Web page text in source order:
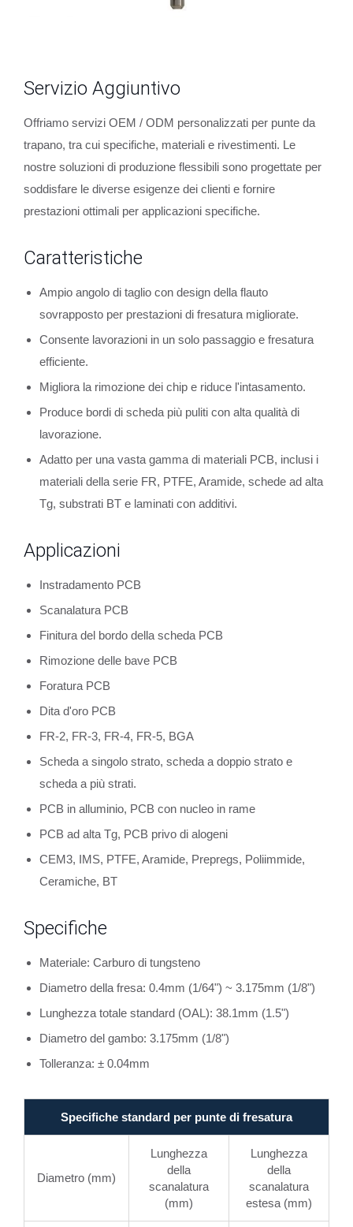
Servizio Aggiuntivo
Offriamo servizi OEM / ODM personalizzati per punte da
trapano, tra cui specifiche, materiali e rivestimenti. Le
nostre soluzioni di produzione flessibili sono progettate per
soddisfare le diverse esigenze dei clienti e fornire
prestazioni ottimali per applicazioni specifiche.
Caratteristiche
Ampio angolo di taglio con design della flauto
sovrapposto per prestazioni di fresatura migliorate.
Consente lavorazioni in un solo passaggio e fresatura
efficiente.
Migliora la rimozione dei chip e riduce l'intasamento.
Produce bordi di scheda più puliti con alta qualità di
lavorazione.
Adatto per una vasta gamma di materiali PCB, inclusi i
materiali della serie FR, PTFE, Aramide, schede ad alta
Tg, substrati BT e laminati con additivi.
Applicazioni
Instradamento PCB
Scanalatura PCB
Finitura del bordo della scheda PCB
Rimozione delle bave PCB
Foratura PCB
Dita d'oro PCB
FR-2, FR-3, FR-4, FR-5, BGA
Scheda a singolo strato, scheda a doppio strato e
scheda a più strati.
PCB in alluminio, PCB con nucleo in rame
PCB ad alta Tg, PCB privo di alogeni
CEM3, IMS, PTFE, Aramide, Prepregs, Poliimmide,
Ceramiche, BT
Specifiche
Materiale: Carburo di tungsteno
Diametro della fresa: 0.4mm (1/64") ~ 3.175mm (1/8")
Lunghezza totale standard (OAL): 38.1mm (1.5")
Diametro del gambo: 3.175mm (1/8")
Tolleranza: ± 0.04mm
Specifiche standard per punte di fresatura
Diametro (mm)
Lunghezza
della
scanalatura
(mm)
Lunghezza
della
scanalatura
estesa (mm)